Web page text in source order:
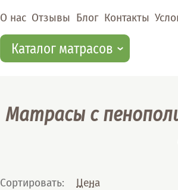
О нас Отзывы Блог Контакты
Каталог матрасов
Матрасы с
Сортировать: Цена